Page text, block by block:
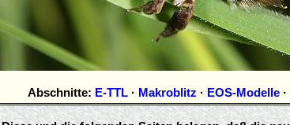
Abschnitte: E-TTL · Makroblitz · EOS-Modelle ·